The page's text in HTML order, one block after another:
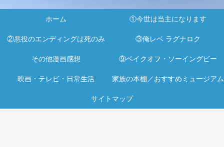
ホーム ①今世は当主になります
②悪役のエンディングは死のみ ③俺レベ ラグナロク
その他漫画感想 ⑨ベイクオフ・ソーイングビー
映画・テレビ・日常生活 家族の本棚／おすすめミュージアム
サイトマップ